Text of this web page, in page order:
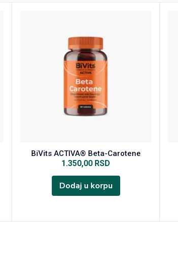
BiVits ACTIVA® Beta-Carotene
1.350,00 RSD
Dodaj u korpu